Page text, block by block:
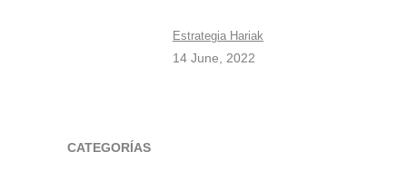
Estrategia Hariak
14 June, 2022
CATEGORÍAS